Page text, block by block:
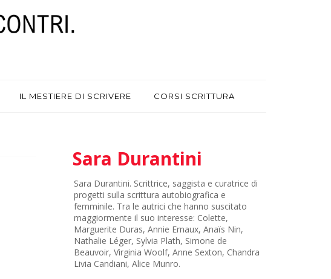
IL MESTIERE DI SCRIVERE CORSI SCRITTURA
Sara Durantini
Sara Durantini. Scrittrice, saggista e curatrice di
progetti sulla scrittura autobiografica e
femminile. Tra le autrici che hanno suscitato
maggiormente il suo interesse: Colette,
Marguerite Duras, Annie Ernaux, Anaïs Nin,
Nathalie Léger, Sylvia Plath, Simone de
Beauvoir, Virginia Woolf, Anne Sexton, Chandra
Livia Candiani, Alice Munro.